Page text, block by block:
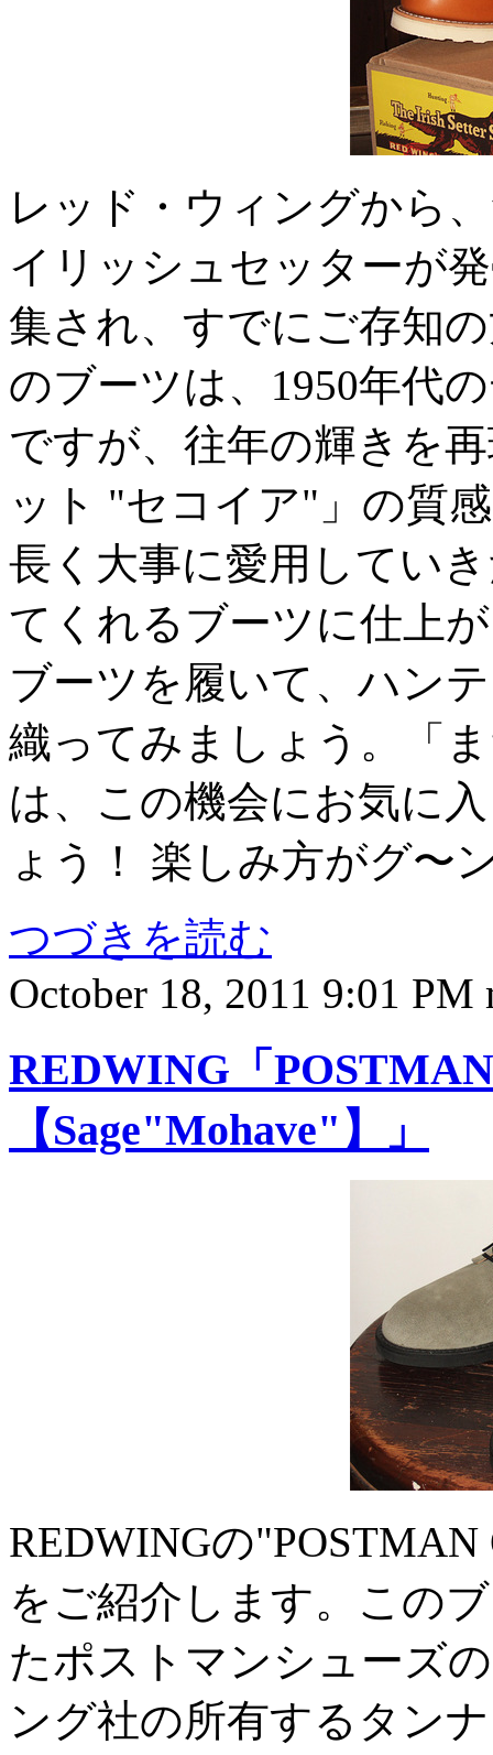
レッド・ウィングから
イリッシュセッターが
集され、すでにご存知
のブーツは、1950年代
ですが、往年の輝きを
ット "セコイア"」の質
長く大事に愛用してい
てくれるブーツに仕上
ブーツを履いて、ハン
織ってみましょう。「
は、この機会にお気に
ょう！ 楽しみ方がグ〜
つづきを読む
October 18, 2011 9:01 PM
REDWING「
【Sage"Mohave"】」
REDWINGの"POSTMAN
をご紹介します。この
たポストマンシューズ
ング社の所有するタン